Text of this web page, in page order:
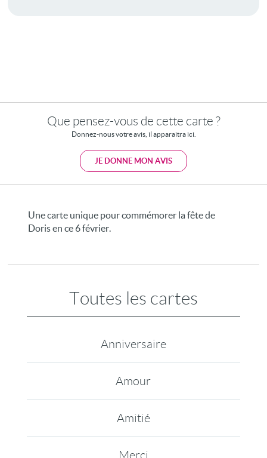
Que pensez-vous de cette carte ?
Donnez-nous votre avis, il apparaitra ici.
JE DONNE MON AVIS
Une carte unique pour commémorer la fête de
Doris en ce 6 février.
Toutes les cartes
Anniversaire
Amour
Amitié
Merci